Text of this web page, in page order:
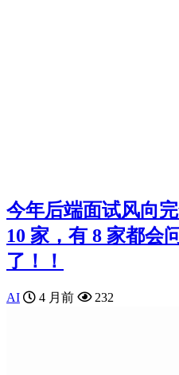
今年后端面试风向
10 家，有 8 家都会
了！！
AI 4 月前 232